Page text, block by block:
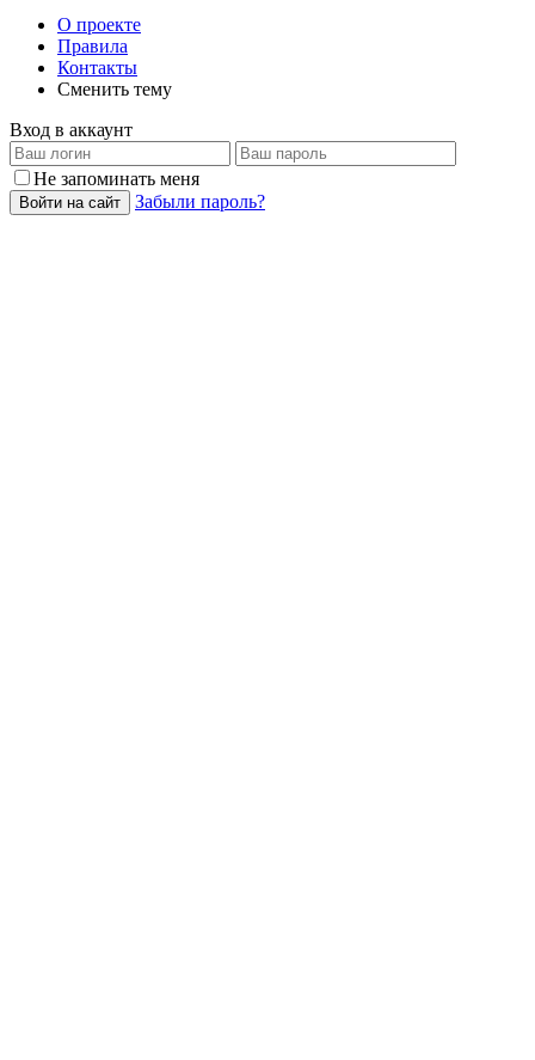
О проекте
Правила
Контакты
Сменить тему
Вход в аккаунт
Не запоминать меня
Войти на сайт Забыли пароль?